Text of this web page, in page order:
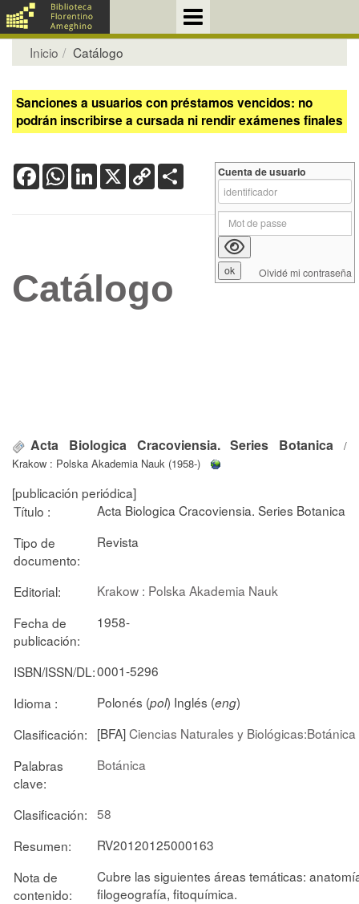
Inicio Catálogo
Sanciones a usuarios con préstamos vencidos: no
podrán inscribirse a cursada ni rendir exámenes finales
FacebookWhatsApp
LinkedIn
X Copy
Link
Catálogo
Acta Biologica Cracoviensia. Series Botanica /
Krakow : Polska Akademia Nauk (1958-)
[publicación periódica]
Título :
Acta Biologica Cracoviensia. Series Botanica
Tipo de
documento:
Revista
Editorial:
Krakow : Polska Akademia Nauk
Fecha de
publicación:
1958-
ISBN/ISSN/DL:0001-5296
Idioma :
Polonés (pol) Inglés (eng)
Clasificación:
[BFA]Ciencias Naturales y Biológicas:Botánica
Palabras
clave:
Botánica
Clasificación: 58
Resumen:
RV20120125000163
Nota de
contenido:
Cubre las siguientes áreas temáticas:
filogeografía, fitoquímica.
Cuenta de usuario
Olvidé mi contraseña